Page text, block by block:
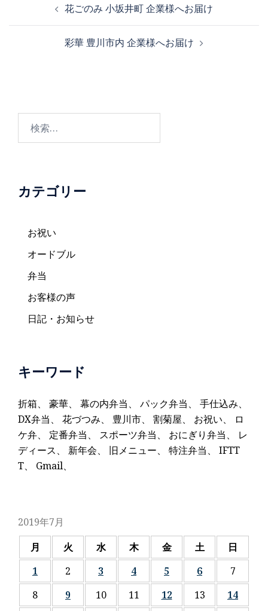
ナ
ョ
花ごのみ 小坂井町 企業様へお届け
彩華 豊川市内 企業様へお届け
カテゴリー
お祝い
オードブル
弁当
お客様の声
日記・お知らせ
キーワード
折箱、 豪華、 幕の内弁当、 パック弁当、 手仕込み、
DX弁当、 花づつみ、 豊川市、 割菊屋、 お祝い、
ロ
ケ弁、 定番弁当、 スポーツ弁当、 おにぎり弁当、 レ
ディース、 新年会、 旧メニュー、 特注弁当、 IFTT
T、 Gmail、
2019年7月
月
火 水 木 金 土
日
1
2 3 4 5 6
7
8
9 10 11 12 13
14